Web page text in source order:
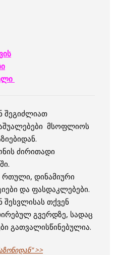
შეგიძლიათ
მსოფლიოს
ძირითადი
რთული, დინამიური
და ფასდაკლებები.
შესვლისას თქვენ
გვერდზე, სადაც
გათვალისწინებულია.
>>